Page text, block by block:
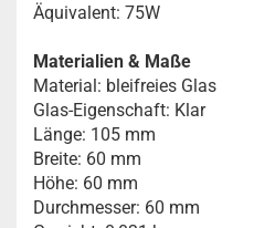
Äquivalent: 75W
Materialien & Maße
Material: bleifreies Glas
Glas-Eigenschaft: Klar
Länge: 105 mm
Breite: 60 mm
Höhe: 60 mm
Durchmesser: 60 mm